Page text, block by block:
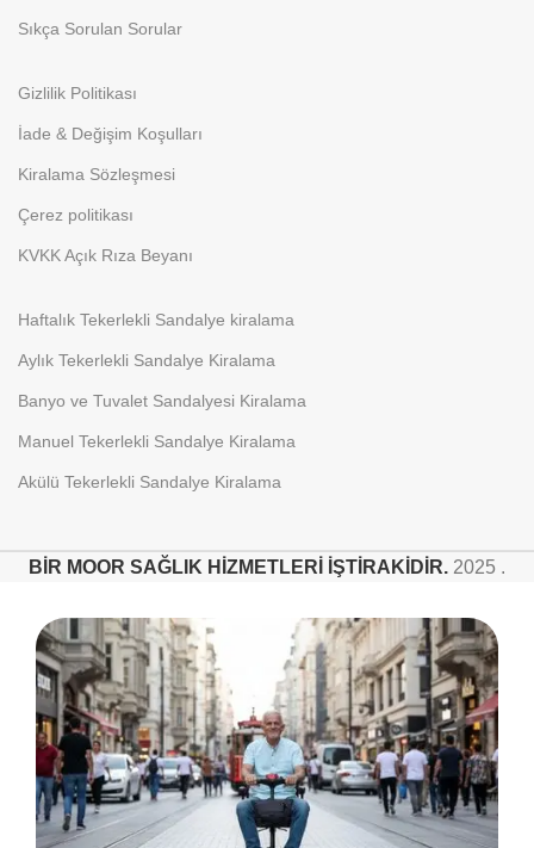
Sıkça Sorulan Sorular
Gizlilik Politikası
İade & Değişim Koşulları
Kiralama Sözleşmesi
Çerez politikası
KVKK Açık Rıza Beyanı
Haftalık Tekerlekli Sandalye kiralama
Aylık Tekerlekli Sandalye Kiralama
Banyo ve Tuvalet Sandalyesi Kiralama
Manuel Tekerlekli Sandalye Kiralama
Akülü Tekerlekli Sandalye Kiralama
BİR MOOR SAĞLIK HİZMETLERİ İŞTİRAKİDİR. 2025 .